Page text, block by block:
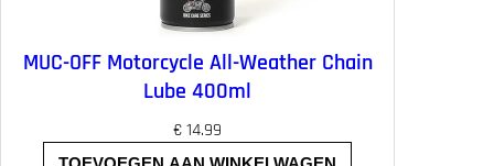
MUC-OFF Motorcycle All-Weather Chain
Lube 400ml
€14.99